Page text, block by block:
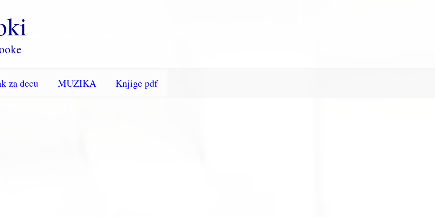
za decu MUZIKA Knjige pdf